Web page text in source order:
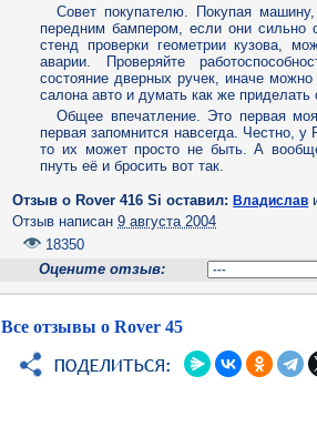
Совет покупателю. Покупая
передним бампером, если они
стенд проверки геометрии кузова,
аварии. Проверяйте
состояние дверных ручек, иначе
салона авто и думать как же
Общее впечатление. Это первая
первая запомнится навсегда. Честно,
то их может просто не быть. А
пнуть её и бросить вот так.
Отзыв o Rover 416 Si оставил: Владислав
Отзыв написан9 августа 2004
18350
Оцените отзыв:
Все отзывы о Rover 45